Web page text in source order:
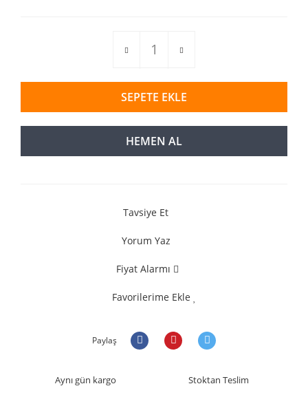
SEPETE EKLE
HEMEN AL
Tavsiye Et
Yorum Yaz
Fiyat Alarmı
Favorilerime Ekle
Paylaş
Aynı gün kargo Stoktan Teslim